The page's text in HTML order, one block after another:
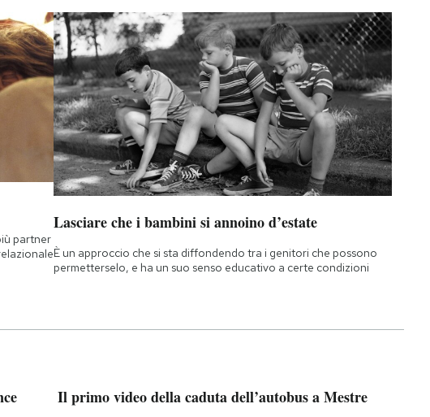
partner
Lasciare che i bambini si annoino d’estate
È un approccio che si sta diffondendo tra i genitori che possono
permetterselo, e ha un suo senso educativo a certe condizioni
Il primo video della caduta dell’autobus a Mestre